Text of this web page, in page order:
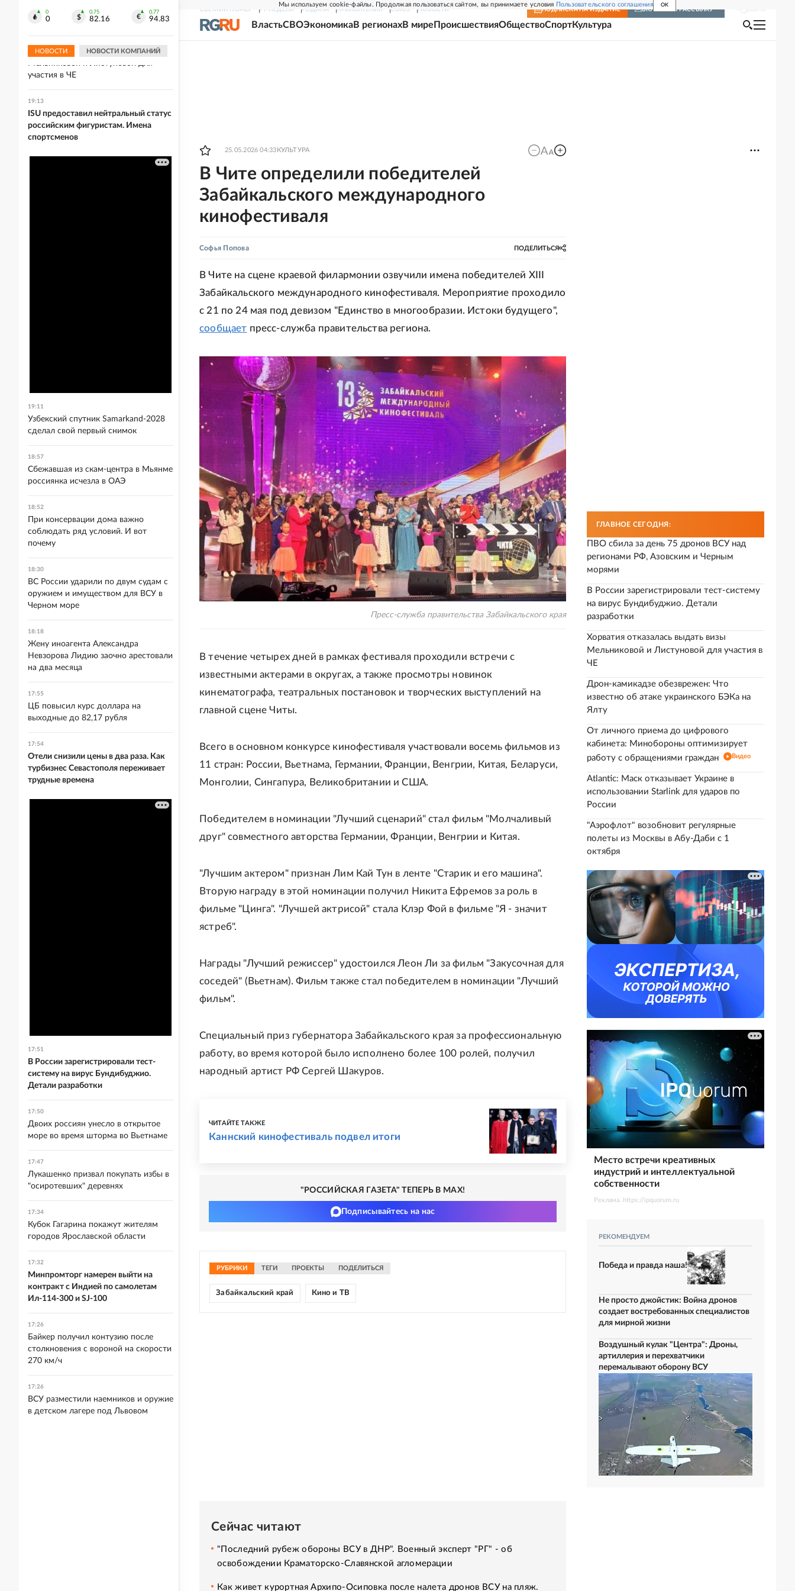
Мы используем cookie-файлы. Продолжая пользоваться сайтом, вы принимаете условия Пользовательского соглашения OK
СВЕЖИЙ НОМЕР РГ-НЕДЕЛЯ РОДИНА ПРИЛОЖЕНИЯ СОЮЗ НОВОСТИ ПОДПИСКА НА ИЗДАНИЕ ВКЛЮЧИТЬ РАССЫЛКУ
ВластьСВОЭкономикаВ регионахВ мире ПроисшествияОбществоСпортКультура
25.05.2026 04:33 КУЛЬТУРА
В Чите определили победителей
Забайкальского международного
кинофестиваля
Софья Попова ПОДЕЛИТЬСЯ
В Чите на сцене краевой филармонии озвучили имена победителей ХIII
Забайкальского международного кинофестиваля. Мероприятие проходило
с 21 по 24 мая под девизом "Единство в многообразии. Истоки будущего",
сообщает пресс-служба правительства региона.
Пресс-служба правительства Забайкальского края
В течение четырех дней в рамках фестиваля проходили встречи с
известными актерами в округах, а также просмотры новинок
кинематографа, театральных постановок и творческих выступлений на
главной сцене Читы.
Всего в основном конкурсе кинофестиваля участвовали восемь фильмов из
11 стран: России, Вьетнама, Германии, Франции, Венгрии, Китая, Беларуси,
Монголии, Сингапура, Великобритании и США.
Победителем в номинации "Лучший сценарий" стал фильм "Молчаливый
друг" совместного авторства Германии, Франции, Венгрии и Китая.
"Лучшим актером" признан Лим Кай Тун в ленте "Старик и его машина".
Вторую награду в этой номинации получил Никита Ефремов за роль в
фильме "Цинга". "Лучшей актрисой" стала Клэр Фой в фильме "Я - значит
ястреб".
Награды "Лучший режиссер" удостоился Леон Ли за фильм "Закусочная для
соседей" (Вьетнам). Фильм также стал победителем в номинации "Лучший
фильм".
Специальный приз губернатора Забайкальского края за профессиональную
работу, во время которой было исполнено более 100 ролей, получил
народный артист РФ Сергей Шакуров.
ЧИТАЙТЕ ТАКЖЕ
Каннский кинофестиваль подвел итоги
"РОССИЙСКАЯ ГАЗЕТА" ТЕПЕРЬ В MAX!
Подписывайтесь на нас
РУБРИКИ ТЕГИ ПРОЕКТЫ ПОДЕЛИТЬСЯ
Забайкальский край Кино и ТВ
Сейчас читают
"Последний рубеж обороны ВСУ в ДНР". Военный эксперт "РГ" - об
освобождении Краматорско-Славянской агломерации
Как живет курортная Архипо-Осиповка после налета дронов ВСУ на пляж.
ГЛАВНОЕ СЕГОДНЯ:
ПВО сбила за день 75 дронов ВСУ над
регионами РФ, Азовским и Черным
морями
В России зарегистрировали тест-систему
на вирус Бундибуджио. Детали
разработки
Хорватия отказалась выдать визы
Мельниковой и Листуновой для участия в
ЧЕ
Дрон-камикадзе обезврежен: Что
известно об атаке украинского БЭКа на
Ялту
От личного приема до цифрового
кабинета: Минобороны оптимизирует
работу с обращениями граждан
Видео
Atlantic: Маск отказывает Украине в
использовании Starlink для ударов по
России
"Аэрофлот" возобновит регулярные
полеты из Москвы в Абу-Даби с 1
октября
Место встречи креативных
индустрий и интеллектуальной
собственности
Реклама. https://ipquorum.ru
РЕКОМЕНДУЕМ
Победа и правда наша!
Не просто джойстик: Война дронов
создает востребованных специалистов
для мирной жизни
Воздушный кулак "Центра": Дроны,
артиллерия и перехватчики
перемалывают оборону ВСУ
0
0
0.75
82.16
0.77
94.83
НОВОСТИ НОВОСТИ КОМПАНИЙ
крупнейшем складе
Хорватия отказалась выдать визы
Мельниковой и Листуновой для
участия в ЧЕ
19:13
ISU предоставил нейтральный статус
российским фигуристам. Имена
спортсменов
19:11
Узбекский спутник Samarkand-2028
сделал свой первый снимок
18:57
Сбежавшая из скам-центра в Мьянме
россиянка исчезла в ОАЭ
18:52
При консервации дома важно
соблюдать ряд условий. И вот
почему
18:30
ВС России ударили по двум судам с
оружием и имуществом для ВСУ в
Черном море
18:18
Жену иноагента Александра
Невзорова Лидию заочно арестовали
на два месяца
17:55
ЦБ повысил курс доллара на
выходные до 82,17 рубля
17:54
Отели снизили цены в два раза. Как
турбизнес Севастополя переживает
трудные времена
17:51
В России зарегистрировали тест-
систему на вирус Бундибуджио.
Детали разработки
17:50
Двоих россиян унесло в открытое
море во время шторма во Вьетнаме
17:47
Лукашенко призвал покупать избы в
"осиротевших" деревнях
17:34
Кубок Гагарина покажут жителям
городов Ярославской области
17:32
Минпромторг намерен выйти на
контракт с Индией по самолетам
Ил-114-300 и SJ-100
17:26
Байкер получил контузию после
столкновения с вороной на скорости
270 км/ч
17:26
ВСУ разместили наемников и оружие
в детском лагере под Львовом